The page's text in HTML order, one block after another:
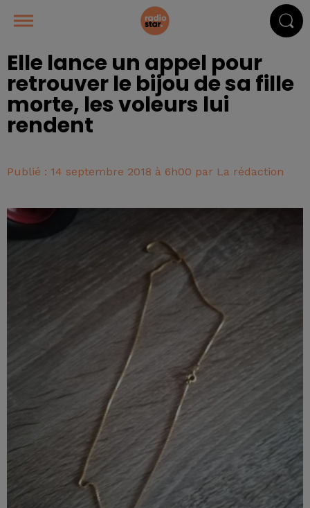
Elle lance un appel pour
retrouver le bijou de sa fille
morte, les voleurs lui
rendent
Publié : 14 septembre 2018 à 6h00 par La rédaction